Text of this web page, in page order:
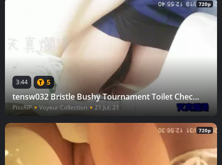
720p
3:44 5
tensw032 Bristle Bushy Tournament Toilet Check vol.32
PissRIP Voyeur Collection 21 Jul, 21
720p